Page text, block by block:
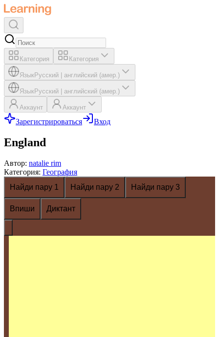
Категория Категория
ЯзыкРусский английский (амер.)
ЯзыкРусский английский (амер.)
Аккаунт Аккаунт
Зарегистрироваться Вход
England
Автор: natalie rim
Категория: География
Найди пару 1
Найди пару 2 Найди пару 3
Впиши Диктант